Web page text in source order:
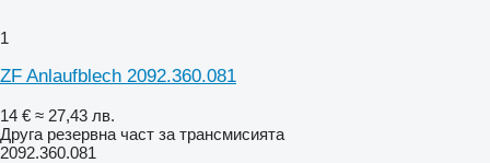
1
ZF Anlaufblech 2092.360.081
14 € ≈ 27,43 лв.
Друга резервна част за трансмисията
2092.360.081